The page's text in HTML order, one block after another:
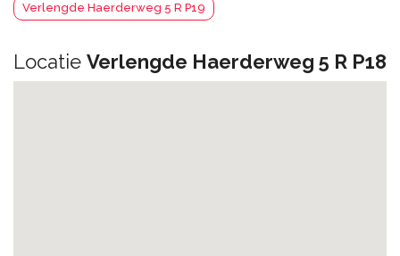
Verlengde Haerderweg 5 R P19
Locatie Verlengde Haerderweg 5 R P18